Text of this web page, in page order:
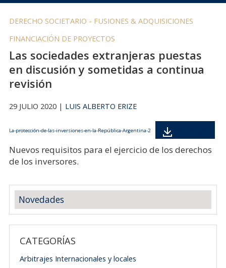
DERECHO SOCIETARIO - FUSIONES & ADQUISICIONES
FINANCIACIÓN DE PROYECTOS
Las sociedades extranjeras puestas
en discusión y sometidas a continua
revisión
29 JULIO 2020 | LUIS ALBERTO ERIZE
La-protección-de-las-inversiones-en-la-República-Argentina-2
Nuevos requisitos para el ejercicio de los derechos
de los inversores.
Novedades
CATEGORÍAS
Arbitrajes Internacionales y locales